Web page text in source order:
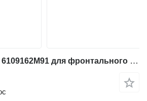
Гидронасос Terex 6109162M91 для фронтального погрузчика Terex 860-970